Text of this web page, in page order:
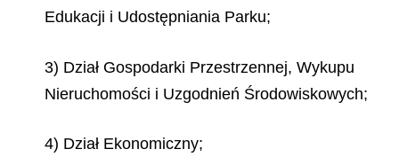
Edukacji i Udostępniania Parku;
3) Dział Gospodarki Przestrzennej, Wykupu
Nieruchomości i Uzgodnień Środowiskowych;
4) Dział Ekonomiczny;